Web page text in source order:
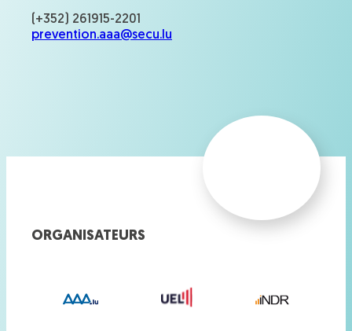
(+352) 261915-2201
prevention.aaa@secu.lu
ORGANISATEURS